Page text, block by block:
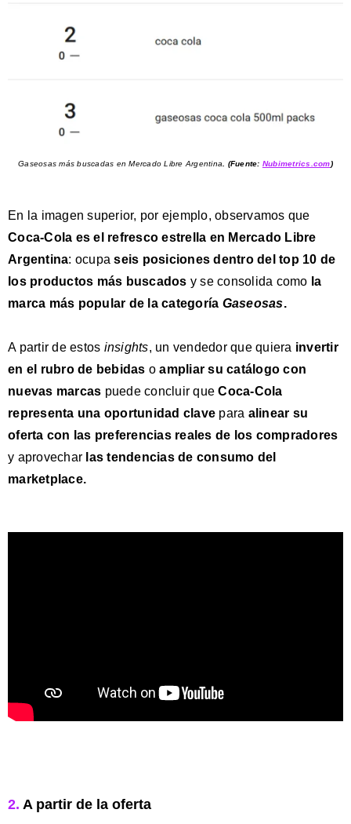
Gaseosas más buscadas en Mercado Libre Argentina . (Fuente: Nubimetrics.com)
En la imagen superior, por ejemplo, observamos que
Coca-Cola es el refresco estrella en Mercado Libre
Argentina: ocupaseis posiciones dentro del top 10 de
los productos más buscados y se consolida como la
marca más popular de la categoría Gaseosas.
A partir de estos insights, un vendedor que quiera invertir
en el rubro de bebidas oampliar su catálogo con
nuevas marcas puede concluir que Coca-Cola
representa una oportunidad clave para alinear su
oferta con las preferencias reales de los compradores
y aprovechar las tendencias de consumo del
marketplace.
2. A partir de la oferta